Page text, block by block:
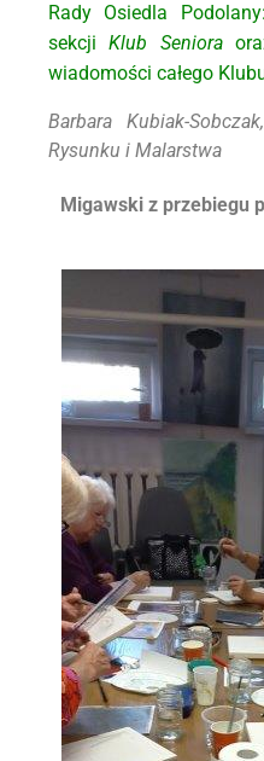
Rady Osiedla
sekcjiKlub Seniora
wiadomości całego
Barbara Kubiak-
Rysunku i Malarstwa
Migawski z przebiegu